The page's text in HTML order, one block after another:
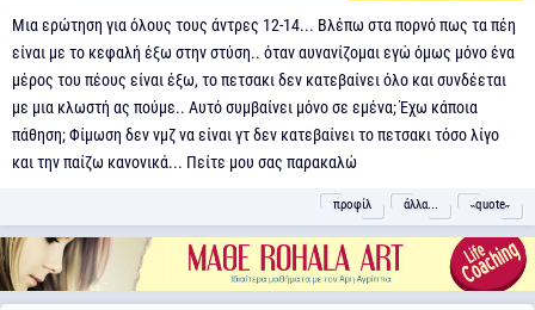
Μια ερώτηση για όλους τους άντρες 12-14... Βλέπω στα πορνό πως τα πέη
είναι με το κεφαλή έξω στην στύση.. όταν αυνανίζομαι εγώ όμως μόνο ένα
μέρος του πέους είναι έξω, το πετσακι δεν κατεβαίνει όλο και συνδέεται
με μια κλωστή ας πούμε.. Αυτό συμβαίνει μόνο σε εμένα; Έχω κάποια
πάθηση; Φίμωση δεν νμζ να είναι γτ δεν κατεβαίνει το πετσακι τόσο λίγο
και την παίζω κανονικά... Πείτε μου σας παρακαλώ
προφίλ άλλα... ˵quote˶